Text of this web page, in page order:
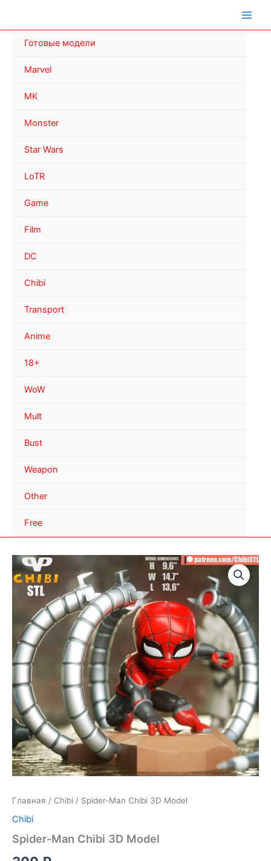
Готовые модели
Marvel
MK
Monster
Star Wars
LoTR
Game
Film
DC
Chibi
Transport
Anime
18+
WoW
Mult
Bust
Weapon
Other
Free
Главная / Chibi / Spider-Man Chibi 3D Model
Chibi
Spider-Man Chibi 3D Model